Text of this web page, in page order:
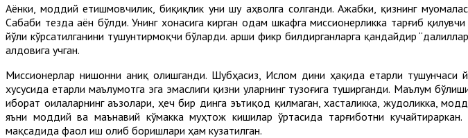
Аёнки, моддий етишмовчилик, биқиқлик уни шу аҳволга солганди. Ажабки, қизнинг
Сабаби тезда аён бўлди. Унинг хонасига кирган одам шкафга миссионерликка тарғиб
йўли кўрсатилганини тушунтирмоқчи бўларди. Қарши фикр билдирганларга қандайдир
алдовига учган.
Миссионерлар нишонни аниқ олишганди. Шубҳасиз, Ислом дини ҳақида етарли тушунчаси
хусусида етарли маълумотга эга эмаслиги қизни уларнинг тузоғига туширганди. Маълум
иборат оилаларнинг аъзолари, ҳеч бир динга эътиқод қилмаган, хасталикка, жудоликка,
яъни моддий ва маънавий кўмакка муҳтож кишилар ўртасида тарғиботни
мақсадида фаол иш олиб боришлари ҳам кузатилган.